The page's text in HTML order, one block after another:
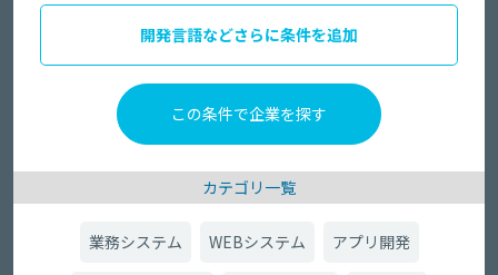
開発言語などさらに条件を追加
カテゴリ一覧
業務システム WEBシステム アプリ開発